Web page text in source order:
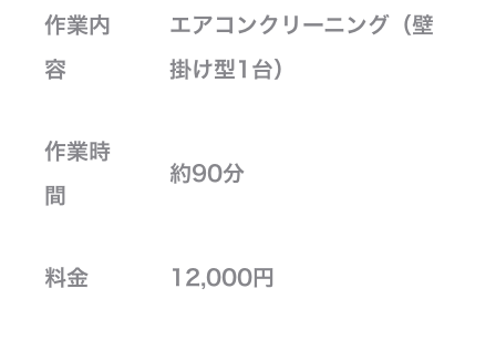
作業内
容
エアコンクリーニング（壁
掛け型1台）
作業時
間
約90分
料金 12,000円